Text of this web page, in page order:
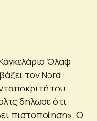
Όλαφ
τον Nord
του
δήλωσε ότι
πιστοποίηση». Ο